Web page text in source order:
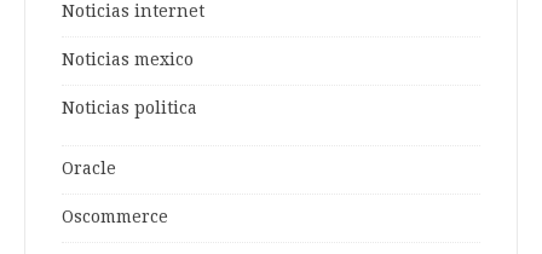
Noticias internet
Noticias mexico
Noticias politica
Oracle
Oscommerce